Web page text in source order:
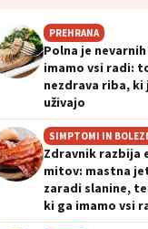
PREHRANA
Polna je
imamo vsi radi:
nezdrava riba,
uživajo
SIMPTOMI IN
Zdravnik razbija
mitov: mastna
zaradi slanine,
ki ga imamo vsi